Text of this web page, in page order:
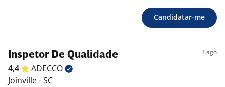
Candidatar-me
Inspetor De Qualidade 3 ago
4,4
ADECCO
Joinville - SC